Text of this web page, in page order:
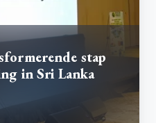
stap
in Sri Lanka